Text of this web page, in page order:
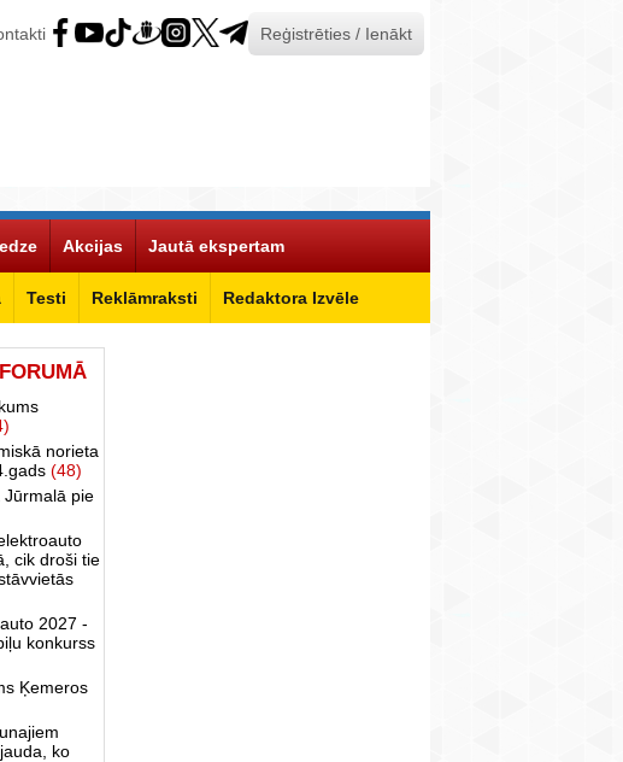
Reģistrēties / Ienākt
Testi Reklāmraksti Redaktora Izvēle
Akcijas Jautā ekspertam
norieta
(48)
Jūrmalā pie
cik droši tie
2027 -
konkurss
Ķemeros
ko